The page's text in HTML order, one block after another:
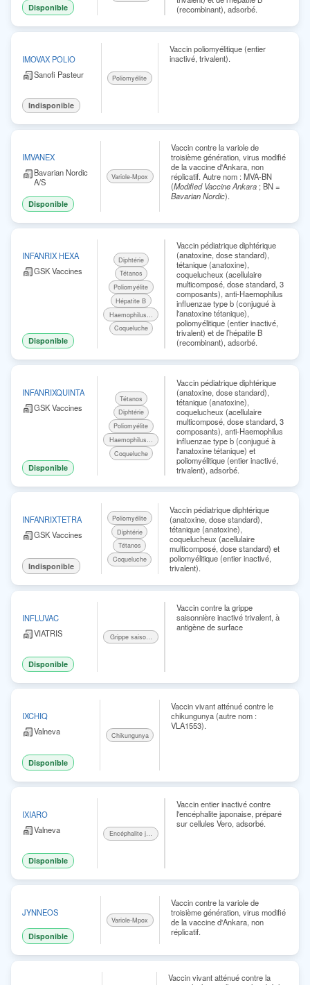
Disponible
(recombinant), adsorbé.
IMOVAX POLIO
Sanofi Pasteur
Indisponible
Poliomyélite
Vaccin poliomyélitique (entier
inactivé, trivalent).
IMVANEX
Bavarian Nordic
A/S
Disponible
Variole-Mpox
Vaccin contre la variole de
troisième génération, virus modifié
de la vaccine d'Ankara, non
réplicatif. Autre nom : MVA-BN
(Modified Vaccine Ankara; BN =
Bavarian Nordic).
INFANRIX HEXA
GSK Vaccines
Disponible
Diphtérie
Tétanos
Poliomyélite
Hépatite B
Haemophilus influenzae b
Coqueluche
Vaccin pédiatrique diphtérique
(anatoxine, dose standard),
tétanique (anatoxine),
coquelucheux (acellulaire
multicomposé, dose standard, 3
composants), anti-Haemophilus
influenzae type b (conjugué à
l'anatoxine tétanique),
poliomyélitique (entier inactivé,
trivalent) et de l’hépatite B
(recombinant), adsorbé.
INFANRIXQUINTA
GSK Vaccines
Disponible
Tétanos
Diphtérie
Poliomyélite
Haemophilus influenzae b
Coqueluche
Vaccin pédiatrique diphtérique
(anatoxine, dose standard),
tétanique (anatoxine),
coquelucheux (acellulaire
multicomposé, dose standard, 3
composants), anti-Haemophilus
influenzae type b (conjugué à
l'anatoxine tétanique) et
poliomyélitique (entier inactivé,
trivalent), adsorbé.
INFANRIXTETRA
GSK Vaccines
Indisponible
Poliomyélite
Diphtérie
Tétanos
Coqueluche
Vaccin pédiatrique diphtérique
(anatoxine, dose standard),
tétanique (anatoxine),
coquelucheux (acellulaire
multicomposé, dose standard) et
poliomyélitique (entier inactivé,
trivalent).
INFLUVAC
VIATRIS
Disponible
Grippe saisonnière
Vaccin contre la grippe
saisonnière inactivé trivalent, à
antigène de surface
IXCHIQ
Valneva
Disponible
Chikungunya
Vaccin vivant atténué contre le
chikungunya (autre nom :
VLA1553).
IXIARO
Valneva
Disponible
Encéphalite japonaise
Vaccin entier inactivé contre
l'encéphalite japonaise, préparé
sur cellules Vero, adsorbé.
JYNNEOS
Disponible
Variole-Mpox
Vaccin contre la variole de
troisième génération, virus modifié
de la vaccine d'Ankara, non
réplicatif.
Vaccin vivant atténué contre la